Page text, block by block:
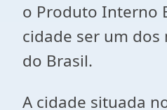
o Produto Interno
cidade ser um dos
do Brasil.
A cidade situada